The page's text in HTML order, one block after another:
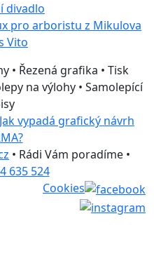
divadlo
pro arboristu z Mikulova
Vito
• Řezená grafika • Tisk
na výlohy • Samolepící
Jak vypadá grafický návrh
• Rádi Vám poradíme •
635 524
Cookies